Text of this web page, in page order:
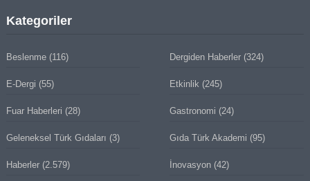
Kategoriler
Beslenme(116) Dergiden Haberler (324)
E-Dergi (55) Etkinlik (245)
Fuar Haberleri (28) Gastronomi (24)
Geleneksel Türk Gıdaları (3) Gıda Türk Akademi (95)
Haberler(2.579) İnovasyon (42)